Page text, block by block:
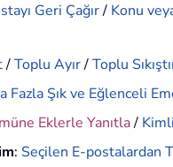
Geri Çağır/ Konu
/Toplu Ayır/Toplu
Fazla Şık ve Eğlenceli
Eklerle Yanıtla/
: Seçilen E-postalardan